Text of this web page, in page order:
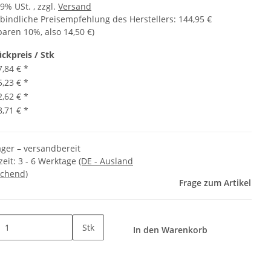
USt. , zzgl. Versand
Preisempfehlung des Herstellers: 144,95 €
10%, also 14,50 €)
/ Stk
€ *
€ *
€ *
€ *
– versandbereit
3 - 6 Werktage (DE - Ausland
Frage zum Artikel
Stk In den Warenkorb